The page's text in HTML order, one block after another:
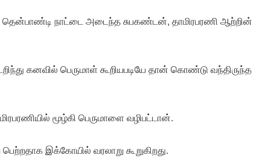
நாட்டை அடைந்த சுபகண்டன், தாமிரபரணி ஆற்றின்
கனவில் பெருமாள் கூறியபடியே தான் கொண்டு வந்திருந்த
மூழ்கி பெருமாளை வழிபட்டான்.
இக்கோயில் வரலாறு கூறுகிறது.